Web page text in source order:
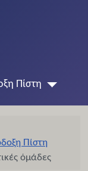
Πίστη
Πίστη
ὁμάδες